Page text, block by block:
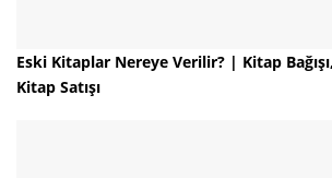
Eski Kitaplar Nereye Verilir? | Kitap
Kitap Satışı